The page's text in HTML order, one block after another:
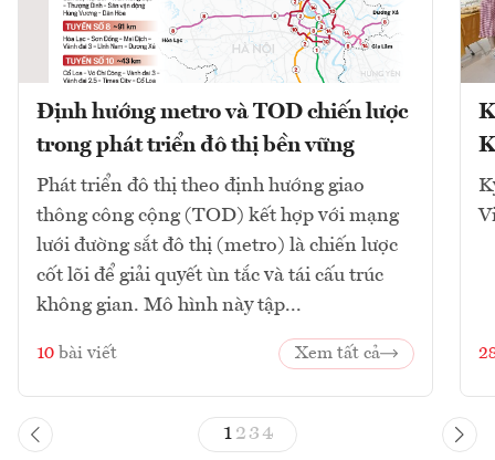
Định hướng metro và TOD chiến lược
trong phát triển đô thị bền vững
Phát triển đô thị theo định hướng giao
thông công cộng (TOD) kết hợp với mạng
lưới đường sắt đô thị (metro) là chiến lược
cốt lõi để giải quyết ùn tắc và tái cấu trúc
không gian. Mô hình này tập...
10 bài viết Xem tất cả
1 23 4